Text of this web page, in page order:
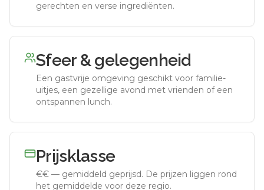
gerechten en verse ingrediënten.
Sfeer & gelegenheid
Een gastvrije omgeving geschikt voor familie-
uitjes, een gezellige avond met vrienden of een
ontspannen lunch.
Prijsklasse
€€ — gemiddeld geprijsd. De prijzen liggen rond
het gemiddelde voor deze regio.